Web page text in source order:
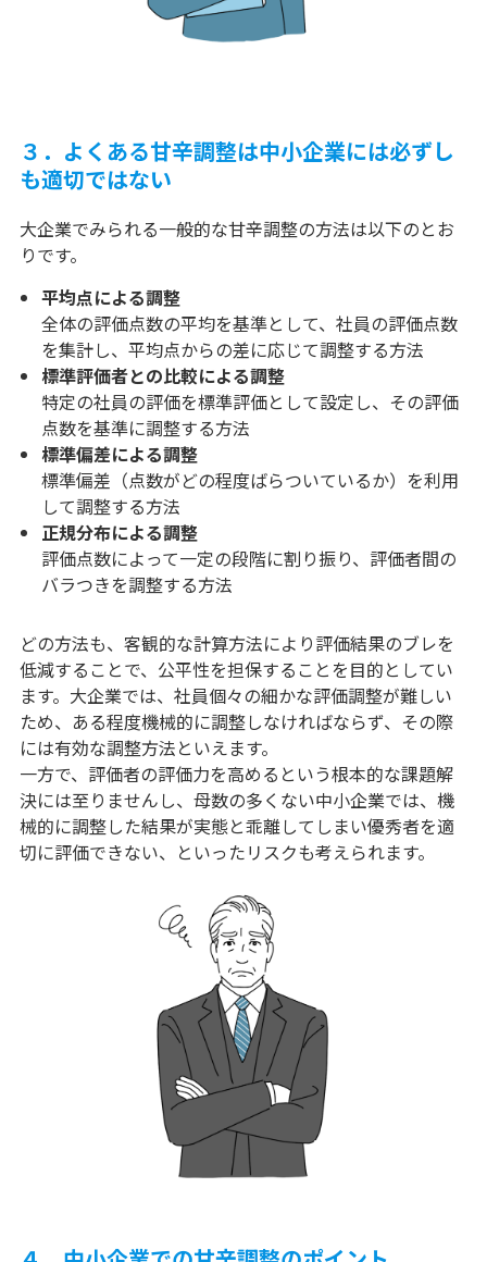
３．よくある甘辛調整は中小企業には必ずし
も適切ではない
大企業でみられる一般的な甘辛調整の方法は以下のとお
りです。
平均点による調整
全体の評価点数の平均を基準として、社員の評価点数
を集計し、平均点からの差に応じて調整する方法
標準評価者との比較による調整
特定の社員の評価を標準評価として設定し、その評価
点数を基準に調整する方法
標準偏差による調整
標準偏差（点数がどの程度ばらついているか）を利用
して調整する方法
正規分布による調整
評価点数によって一定の段階に割り振り、評価者間の
バラつきを調整する方法
どの方法も、客観的な計算方法により評価結果のブレを
低減することで、公平性を担保することを目的としてい
ます。大企業では、社員個々の細かな評価調整が難しい
ため、ある程度機械的に調整しなければならず、その際
には有効な調整方法といえます。
一方で、評価者の評価力を高めるという根本的な課題解
決には至りませんし、母数の多くない中小企業では、機
械的に調整した結果が実態と乖離してしまい優秀者を適
切に評価できない、といったリスクも考えられます。